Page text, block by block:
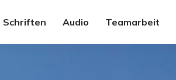
Schriften Audio Teamarbeit